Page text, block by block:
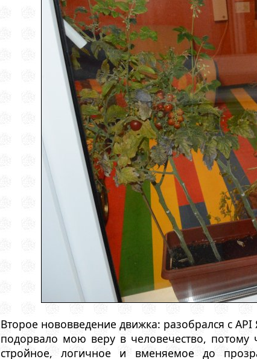
Второе нововведение движка: разобрался с
подорвало мою веру в человечество, потому
стройное, логичное и вменяемое до